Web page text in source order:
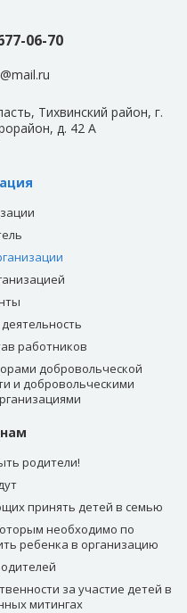
06-70
Тихвинский район, г.
д. 42 А
работников
добровольческой
и добровольческими
родители!
принять детей в семью
необходимо по
ребенка в организацию
за участие детей в
митингах